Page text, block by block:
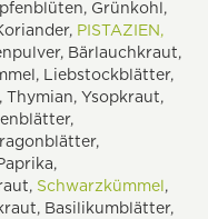
Grünkohl,
PISTAZIEN,
Bärlauchkraut,
Liebstockblätter,
Thymian, Ysopkraut,
Schwarzkümmel,
Basilikumblätter,